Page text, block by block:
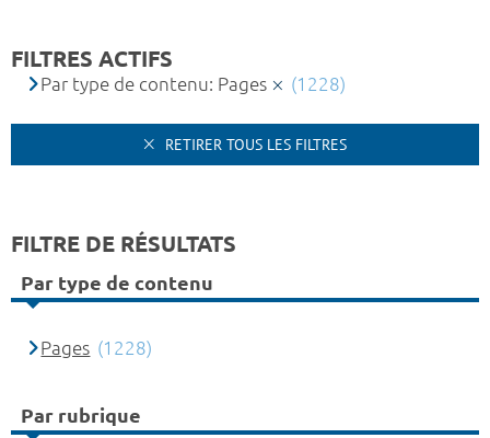
FILTRES ACTIFS
Par type de contenu: Pages (1228)
RETIRER TOUS LES FILTRES
FILTRE DE RÉSULTATS
Par type de contenu
Pages (1228)
Par rubrique